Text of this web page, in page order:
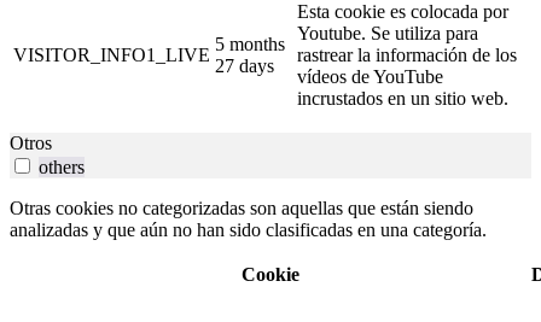
VISITOR_INFO1_LIVE
5 months
27 days
Esta cookie es colocada por
Youtube. Se utiliza para
rastrear la información de los
vídeos de YouTube
incrustados en un sitio web.
Otros
others
Otras cookies no categorizadas son aquellas que están siendo
analizadas y que aún no han sido clasificadas en una categoría.
Cookie